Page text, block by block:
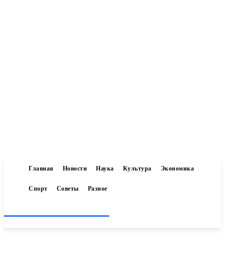
Главная Новости Наука Культура Экономика
Спорт Советы Разное